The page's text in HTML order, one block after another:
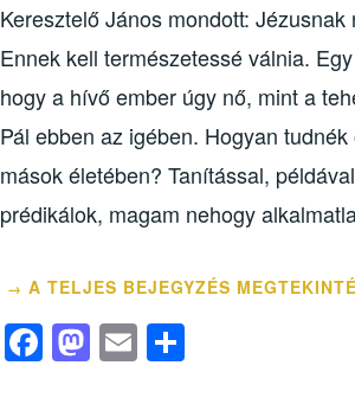
Keresztelő János mondott:
Ennek kell természetessé válnia.
hogy a hívő ember úgy nő, mint a
Pál ebben az igében. Hogyan
mások életében? Tanítással,
prédikálok, magam nehogy
→ A TELJES BEJEGYZÉS
F M E